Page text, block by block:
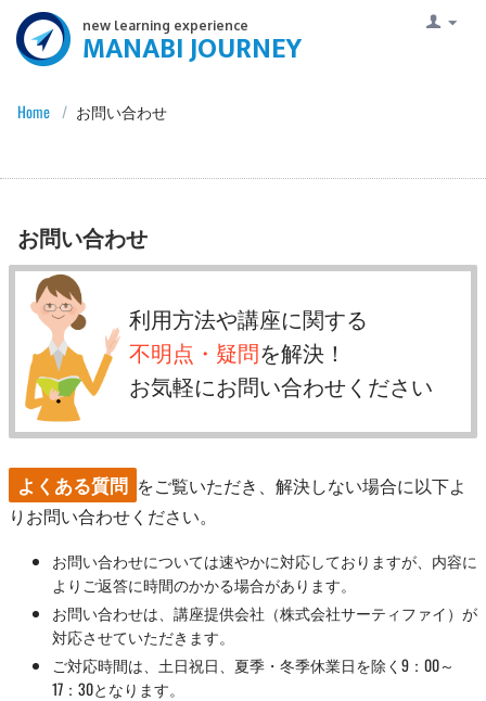
new learning experience
MANABI JOURNEY
Home / お問い合わせ
お問い合わせ
利用方法や講座に関する
不明点・疑問を解決！
お気軽にお問い合わせください
よくある質問 をご覧いただき、解決しない場合に以下よ
りお問い合わせください。
お問い合わせについては速やかに対応しておりますが、内容に
よりご返答に時間のかかる場合があります。
お問い合わせは、講座提供会社（株式会社サーティファイ）が
対応させていただきます。
ご対応時間は、土日祝日、夏季・冬季休業日を除く9：00～
17：30となります。